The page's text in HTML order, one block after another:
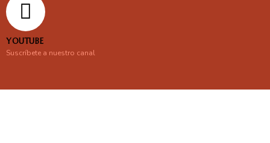
YOUTUBE
Suscríbete a nuestro canal